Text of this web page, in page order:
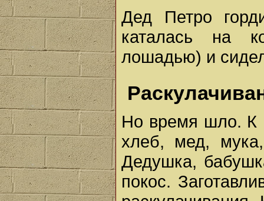
Дед Петро
каталась на
лошадью) и
Но время шло. К
хлеб, мед,
Дедушка,
покос.